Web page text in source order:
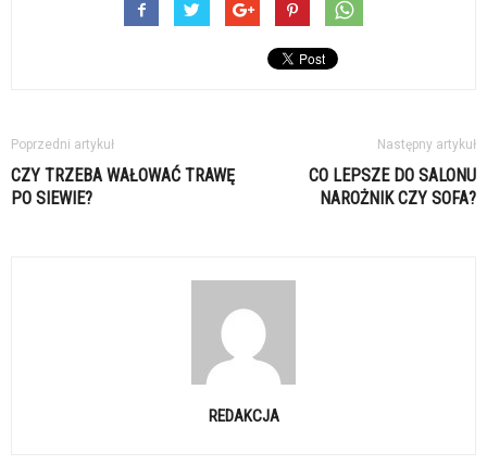
Poprzedni artykuł
CZY TRZEBA WAŁOWAĆ TRAWĘ
PO SIEWIE?
Następny artykuł
CO LEPSZE DO SALONU
NAROŻNIK CZY SOFA?
REDAKCJA